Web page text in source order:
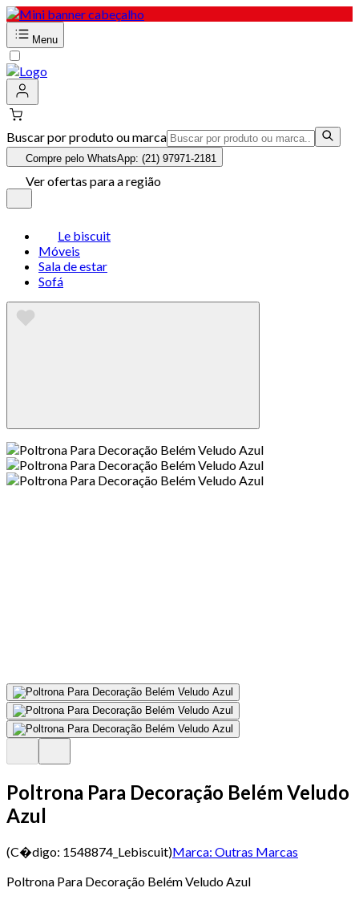
Menu
Buscar por produto ou marca
Compre pelo WhatsApp: (21) 97971-2181
Ver ofertas para a região
Le biscuit
Móveis
Sala de estar
Sofá
Poltrona Para Decoração Belém Veludo
Azul
(C�digo: 1548874_Lebiscuit)Marca: Outras Marcas
Poltrona Para Decoração Belém Veludo Azul